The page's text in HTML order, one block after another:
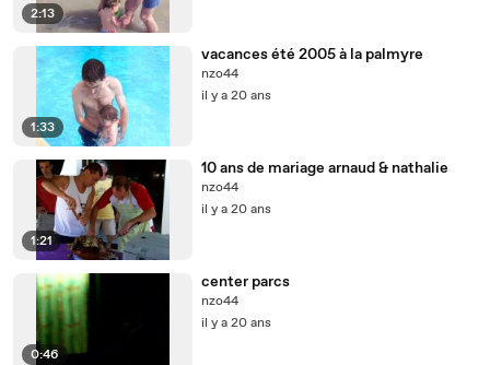
2:13
1:33
vacances été 2005 à la palmyre
nzo44
il y a 20 ans
1:21
10 ans de mariage arnaud & nathalie
nzo44
il y a 20 ans
0:46
center parcs
nzo44
il y a 20 ans